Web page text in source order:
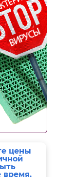
цены
время.